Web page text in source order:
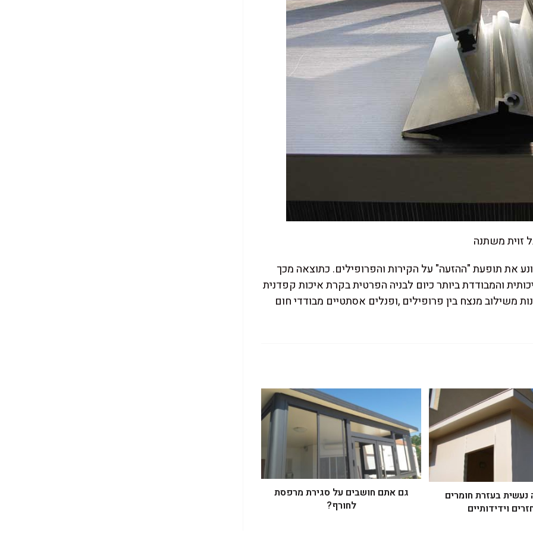
זוית משתנה
את תופעת "ההזעה" על הקירות והפרופילים. כתוצאה מכך
והמבודדת ביותר כיום לבניה הפרטית בקרת איכות קפדנית
משילוב מנצח בין פרופילים ,ופנלים אסתטיים מבודדי חום
גם אתם חושבים על סגירת מרפסת
לחורף?
נעשית בעזרת חומרים
וידידותיים